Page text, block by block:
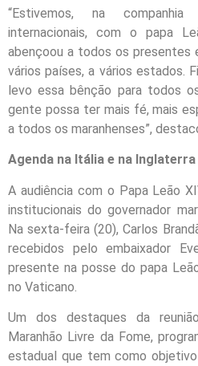
“Estivemos, na
internacionais, com o papa
abençoou a todos os presentes
vários países, a vários estados.
levo essa bênção para todos
gente possa ter mais fé, mais
a todos os maranhenses”,
Agenda na Itália e na Inglaterra
A audiência com o Papa Leão
institucionais do governador
Na sexta-feira (20), Carlos
recebidos pelo embaixador
presente na posse do papa
no Vaticano.
Um dos destaques da
Maranhão Livre da Fome,
estadual que tem como